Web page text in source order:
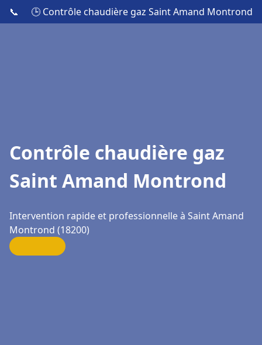
📞 🕒 Contrôle chaudière gaz Saint Amand Montrond
Contrôle chaudière gaz
Saint Amand Montrond
Intervention rapide et professionnelle à Saint Amand
Montrond (18200)